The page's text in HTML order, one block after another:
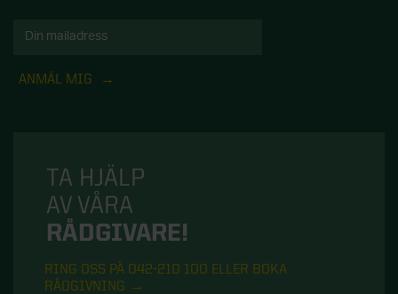
ANMÄL MIG
TA HJÄLP
AV VÅRA
RÅDGIVARE!
RING OSS PÅ 042-210 100 ELLER BOKA
RÅDGIVNING